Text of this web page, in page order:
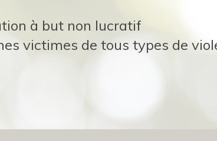
à but non lucratif
victimes de tous types de